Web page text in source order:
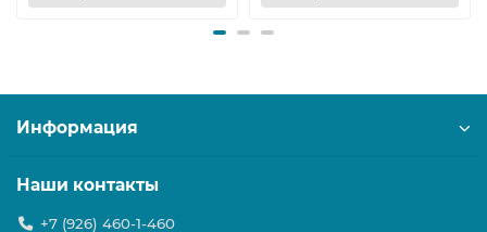
Информация
Наши контакты
+7 (926) 460-1-460